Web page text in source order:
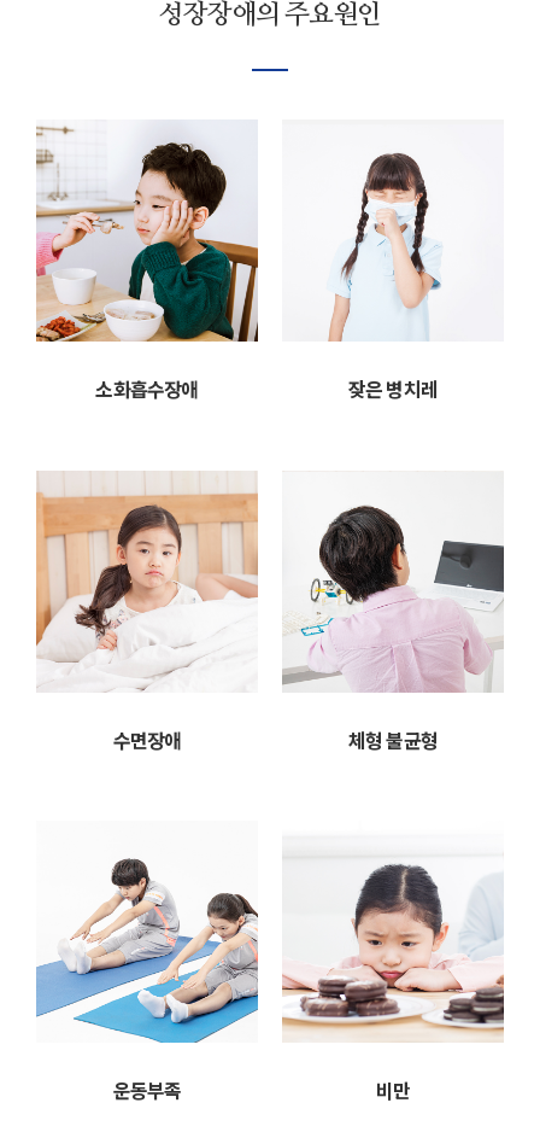
성장장애의 주요원인
소화흡수장애 잦은 병치레
수면장애 체형 불균형
운동부족 비만